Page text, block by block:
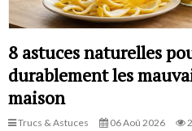
8 astuces naturelles
durablement les
maison
Trucs & Astuces 06 Aoû 2026